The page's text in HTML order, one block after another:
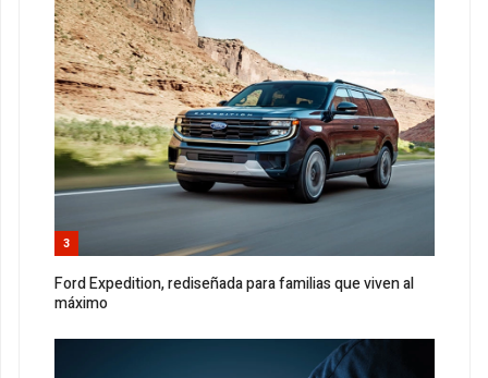
3
Ford Expedition, rediseñada para familias que viven al
máximo